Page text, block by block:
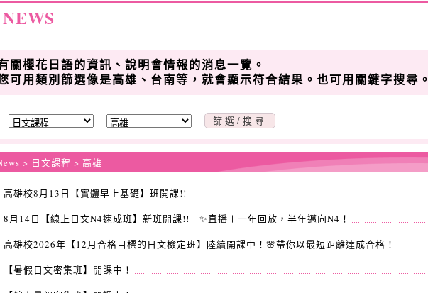
NEWS
關櫻花日語的資訊、說明會情報的消息一覽。
可用類別篩選像是高雄、台南等，就會顯示符合結果。也可用關鍵字搜尋。
> 日文課程 > 高雄
高雄校8月13日【實體早上基礎】班開課!!
8月14日【線上日文N4速成班】新班開課!! ✨️直播＋一年回放，半年邁向N4！
高雄校2026年【12月合格目標的日文檢定班】陸續開課中！🌸帶你以最短距離達成合格！
【暑假日文密集班】開課中！